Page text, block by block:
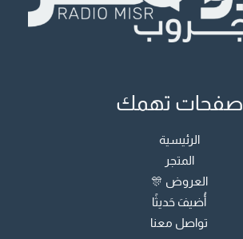
صفحات تهمك
الرئيسية
المتجر
العروض 🎊
أُضيفَ حَديثًا
تواصل معنا